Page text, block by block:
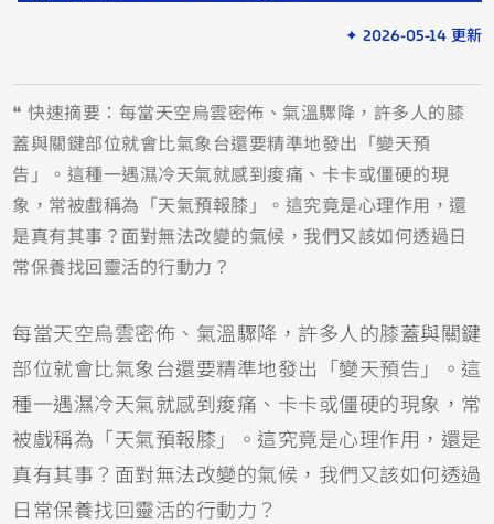
✦ 2026-05-14 更新
❝ 快速摘要：每當天空烏雲密佈、氣溫驟降，許多人的膝
蓋與關鍵部位就會比氣象台還要精準地發出「變天預
告」。這種一遇濕冷天氣就感到痠痛、卡卡或僵硬的現
象，常被戲稱為「天氣預報膝」。這究竟是心理作用，還
是真有其事？面對無法改變的氣候，我們又該如何透過日
常保養找回靈活的行動力？
每當天空烏雲密佈、氣溫驟降，許多人的膝蓋與關鍵
部位就會比氣象台還要精準地發出「變天預告」。這
種一遇濕冷天氣就感到痠痛、卡卡或僵硬的現象，常
被戲稱為「天氣預報膝」。這究竟是心理作用，還是
真有其事？面對無法改變的氣候，我們又該如何透過
日常保養找回靈活的行動力？